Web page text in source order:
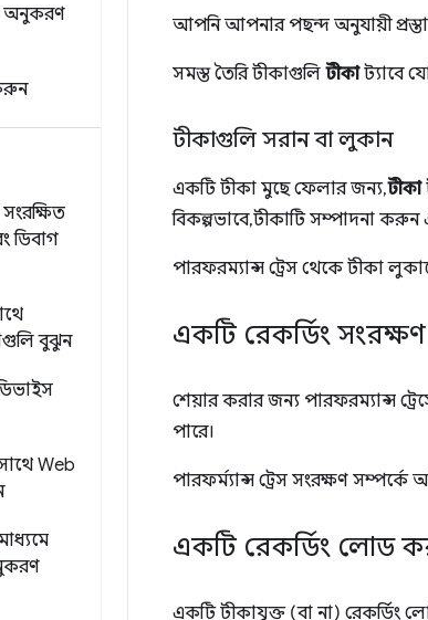
অনুকরণ
ডিবাগ
বুঝুন
Web
আপনি আপনার পছন্দ অনুযায়ী
সমস্ত তৈরি টীকাগুলি টীকাট্যাবে
টীকাগুলি সরান বা লুকান
একটি টীকা মুছে ফেলার জন্য,টীকা
বিকল্পভাবে, টীকাটি সম্পাদনা
পারফরম্যান্স ট্রেস থেকে টীকা
একটি রেকর্ডিং
শেয়ার করার জন্য পারফরম্যান্স
পারে।
পারফর্ম্যান্স ট্রেস সংরক্ষণ
একটি রেকর্ডিং লোড
একটি টীকাযুক্ত (বা না) রেকর্ডিং